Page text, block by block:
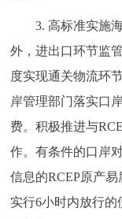
3. 高标准实施海
外，进出口环节监
度实现通关物流环
岸管理部门落实口
费。积极推进与
作。有条件的口岸
信息的RCEP原产
实行6小时内放行